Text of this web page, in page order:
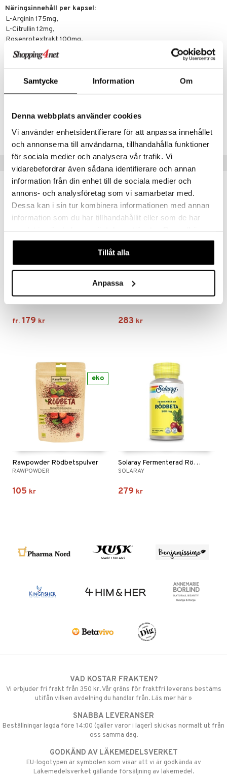
Samtycke Information Om
Denna webbplats använder cookies
Vi använder enhetsidentifierare för att anpassa innehållet
och annonserna till användarna, tillhandahålla funktioner
för sociala medier och analysera vår trafik. Vi
vidarebefordrar även sådana identifierare och annan
information från din enhet till de sociala medier och
annons- och analysföretag som vi samarbetar med.
Dessa kan i sin tur kombinera informationen med annan
information som du har tillhandahållit eller som de har
våra cookies vid fortsatt användande av vår webbplats.
Tillåt alla
Anpassa
Näringsinnehåll per kapsel:
L-Arginin 175mg,
L-Citrullin 12mg,
Rosenrotextrakt 100mg,
Rödbetsextrakt 100mg,
Magnesiumcitrat 25mg
Artikelnr
Lägsta pris senaste 30 dagarna: 188 kr
Populära produkter
fr. 179 kr 283 kr
Rawpowder Rödbetspulver
RAWPOWDER
105 kr
eko
Solaray Fermenterad Rödbeta
SOLARAY
279 kr
VAD KOSTAR FRAKTEN?
Vi erbjuder fri frakt från 350 kr. Vår gräns för fraktfri leverans bestäms
utifån vilken avdelning du handlar från. Läs mer här »
SNABBA LEVERANSER
Beställningar lagda före 14:00 (gäller varor i lager) skickas normalt ut från
oss samma dag.
GODKÄND AV LÄKEMEDELSVERKET
EU-logotypen är symbolen som visar att vi är godkända av
Läkemedelsverket gällande försäljning av läkemedel.